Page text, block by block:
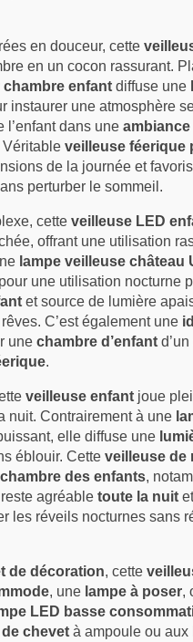
en douceur, cette
en un cocon rassurant.
enfant diffuse une
instaurer une atmosphère
l’enfant dans une
Véritable veilleuse féerique
de la journée et
perturber le sommeil.
cette veilleuse LED
offrant une utilisation
lampe veilleuse château
une utilisation nocturne
et source de lumière
C’est également une
une chambre d’enfant
.
veilleuse enfant joue
nuit. Contrairement à une
elle diffuse une
éblouir. Cette veilleuse de
chambre des enfants,
agréable toute la nuit
les réveils nocturnes sans
de décoration, cette
, une lampe à poser,
LED basse
de chevet à ampoule ou aux